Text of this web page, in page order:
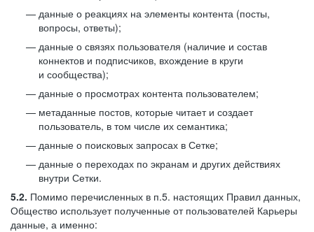
данные о реакциях на элементы контента (посты,
вопросы, ответы);
данные о связях пользователя (наличие и состав
коннектов и подписчиков, вхождение в круги
и сообщества);
данные о просмотрах контента пользователем;
метаданные постов, которые читает и создает
пользователь, в том числе их семантика;
данные о поисковых запросах в Сетке;
данные о переходах по экранам и других действиях
внутри Сетки.
5.2. Помимо перечисленных в п.5. настоящих Правил данных,
Общество использует полученные от пользователей Карьеры
данные, а именно: